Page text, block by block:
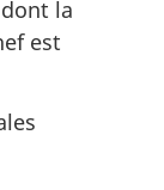
la
est